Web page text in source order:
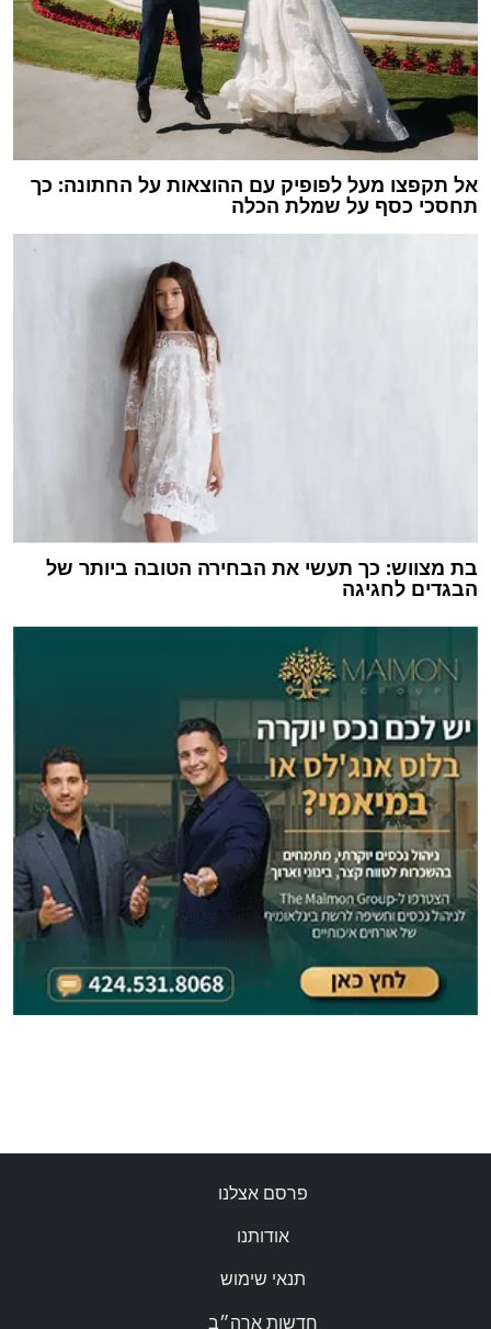
אל תקפצו מעל לפופיק עם ההוצאות על החתונה: כך
תחסכי כסף על שמלת הכלה
בת מצווש: כך תעשי את הבחירה הטובה ביותר של
הבגדים לחגיגה
פרסם אצלנו
אודותנו
תנאי שימוש
חדשות ארה״ב